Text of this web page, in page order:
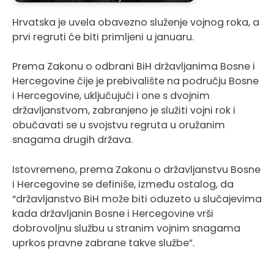
Hrvatska je uvela obavezno služenje vojnog roka, a
prvi regruti će biti primljeni u januaru.
Prema Zakonu o odbrani BiH državljanima Bosne i
Hercegovine čije je prebivalište na području Bosne
i Hercegovine, uključujući i one s dvojnim
državljanstvom, zabranjeno je služiti vojni rok i
obučavati se u svojstvu regruta u oružanim
snagama drugih država.
Istovremeno, prema Zakonu o državljanstvu Bosne
i Hercegovine se definiše, između ostalog, da
“državljanstvo BiH može biti oduzeto u slučajevima
kada državljanin Bosne i Hercegovine vrši
dobrovoljnu službu u stranim vojnim snagama
uprkos pravne zabrane takve službe”.